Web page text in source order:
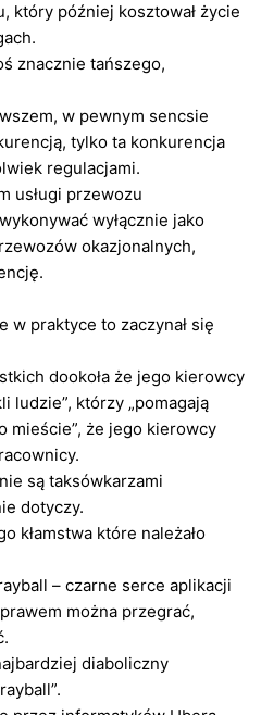
który później kosztował życie
znacznie tańszego,
w pewnym sencsie
tylko ta konkurencja
regulacjami.
usługi przewozu
wyłącznie jako
okazjonalnych,
w praktyce to zaczynał się
dookoła że jego kierowcy
ludzie”, którzy „pomagają
mieście”, że jego kierowcy
są taksówkarzami
dotyczy.
kłamstwa które należało
– czarne serce aplikacji
można przegrać,
diaboliczny